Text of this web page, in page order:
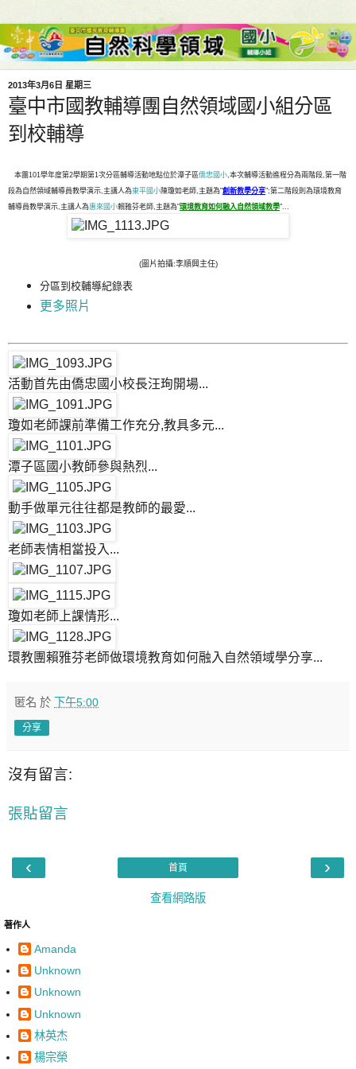
2013年3月6日 星期三
臺中市國教輔導團自然領域國小組分區
到校輔導
本團101學年度第2學期第1次分區輔導活動地點位於潭子區僑忠國小 ,本次輔導活動進程分為兩階段,第一階
段為自然領域輔導員教學演示,主講人為東平國小陳瓊如老師,主題為"創新教學分享";第二階段則為環境教育
輔導員教學演示,主講人為惠來國小賴雅芬老師,主題為"環境教育如何融入自然領域教學"...
(圖片拍攝:李順興主任)
分區到校輔導紀錄表
更多照片
活動首先由僑忠國小校長汪珣開場...
瓊如老師課前準備工作充分,教具多元...
潭子區國小教師參與熱烈...
動手做單元往往都是教師的最愛...
老師表情相當投入...
瓊如老師上課情形...
環教團賴雅芬老師做環境教育如何融入自然領域學分享...
匿名 於 下午5:00
分享
沒有留言:
張貼留言
‹ ›
首頁
查看網路版
著作人
Amanda
Unknown
Unknown
Unknown
林英杰
楊宗榮